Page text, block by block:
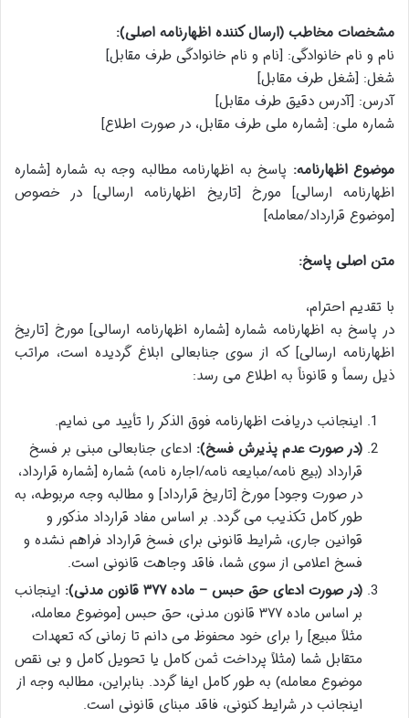
مشخصات مخاطب (ارسال کننده اظهارنامه اصلی):
نام و نام خانوادگی: [نام و نام خانوادگی طرف مقابل]
شغل: [شغل طرف مقابل]
آدرس: [آدرس دقیق طرف مقابل]
شماره ملی: [شماره ملی طرف مقابل، در صورت اطلاع]
موضوع اظهارنامه: پاسخ به اظهارنامه مطالبه وجه به شماره [شماره
اظهارنامه ارسالی] مورخ [تاریخ اظهارنامه ارسالی] در خصوص
[موضوع قرارداد/معامله]
متن اصلی پاسخ:
با تقدیم احترام،
در پاسخ به اظهارنامه شماره [شماره اظهارنامه ارسالی] مورخ [تاریخ
اظهارنامه ارسالی] که از سوی جنابعالی ابلاغ گردیده است، مراتب
ذیل رسماً و قانوناً به اطلاع می رسد:
اینجانب دریافت اظهارنامه فوق الذکر را تأیید می نمایم.
(در صورت عدم پذیرش فسخ): ادعای جنابعالی مبنی بر فسخ
قرارداد (بیع نامه/مبایعه نامه/اجاره نامه) شماره [شماره قرارداد،
در صورت وجود] مورخ [تاریخ قرارداد] و مطالبه وجه مربوطه، به
طور کامل تکذیب می گردد. بر اساس مفاد قرارداد مذکور و
قوانین جاری، شرایط قانونی برای فسخ قرارداد فراهم نشده و
فسخ اعلامی از سوی شما، فاقد وجاهت قانونی است.
(در صورت ادعای حق حبس – ماده ۳۷۷ قانون مدنی):
اینجانب
بر اساس ماده ۳۷۷ قانون مدنی، حق حبس [موضوع معامله،
مثلاً مبیع] را برای خود محفوظ می دانم تا زمانی که تعهدات
متقابل شما (مثلاً پرداخت ثمن کامل یا تحویل کامل و بی نقص
موضوع معامله) به طور کامل ایفا گردد. بنابراین، مطالبه وجه از
اینجانب در شرایط کنونی، فاقد مبنای قانونی است.